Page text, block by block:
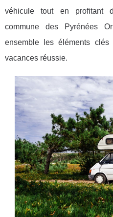
véhicule tout en profitant
commune des Pyrénées
ensemble les éléments
vacances réussie.